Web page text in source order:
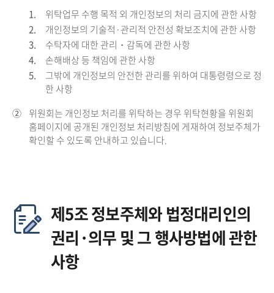
1.
위탁업무 수행 목적 외 개인정보의 처리 금지에 관한 사항
2.
개인정보의 기술적·관리적 안전성 확보조치에 관한 사항
3.
수탁자에 대한 관리・감독에 관한 사항
4.
손해배상 등 책임에 관한 사항
5.
그밖에 개인정보의 안전한 관리를 위하여 대통령령으로 정
한 사항
② 위원회는 개인정보 처리를 위탁하는 경우 위탁현황을 위원회
홈페이지에 공개된 개인정보 처리방침에 게재하여 정보주체가
확인할 수 있도록 안내하고 있습니다.
제5조 정보주체와 법정대리인의
권리·의무 및 그 행사방법에 관한
사항